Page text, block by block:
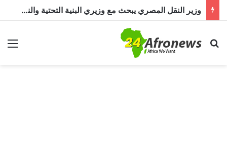
وزير النقل المصري يبحث مع وزيري البنية التحتية والنقل التشاديين تعزيز التعاون في مشروعات النقل واللوجستيات والطرق والسكك الحديدية
بحث عن